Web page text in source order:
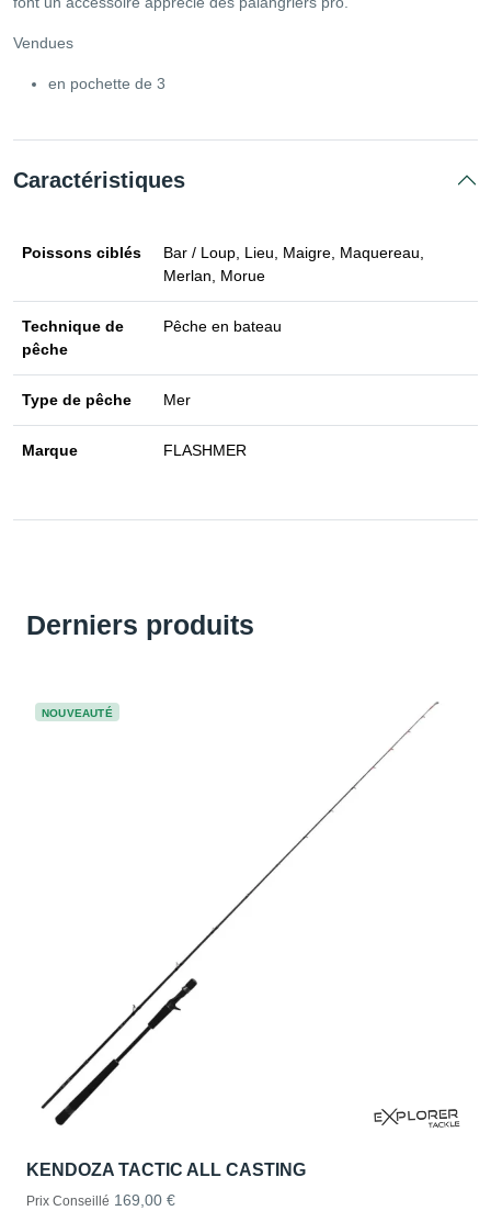
Vendues
en pochette de 3
Caractéristiques
Poissons ciblés
Bar / Loup, Lieu, Maigre, Maquereau,
Merlan, Morue
Technique de
pêche
Pêche en bateau
Type de pêche Mer
Marque FLASHMER
Derniers produits
NOUVEAUTÉ
KENDOZA TACTIC ALL CASTING
Prix Conseillé 169,00 €